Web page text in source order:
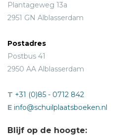
Plantageweg 13a
2951 GN Alblasserdam
Postadres
Postbus 41
2950 AA Alblasserdam
T +31 (0)85 - 0712 842
E info@schuilplaatsboeken.nl
Blijf op de hoogte: